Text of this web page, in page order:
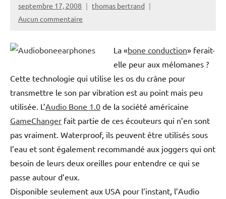
septembre 17, 2008
thomas bertrand
Aucun commentaire
La «bone conduction» ferait-
elle peur aux mélomanes ?
Cette technologie qui utilise les os du crâne pour
transmettre le son par vibration est au point mais peu
utilisée. L’Audio Bone 1.0 de la société américaine
GameChanger fait partie de ces écouteurs qui n’en sont
pas vraiment. Waterproof, ils peuvent être utilisés sous
l’eau et sont également recommandé aux joggers qui ont
besoin de leurs deux oreilles pour entendre ce qui se
passe autour d’eux.
Disponible seulement aux USA pour l’instant, l’Audio